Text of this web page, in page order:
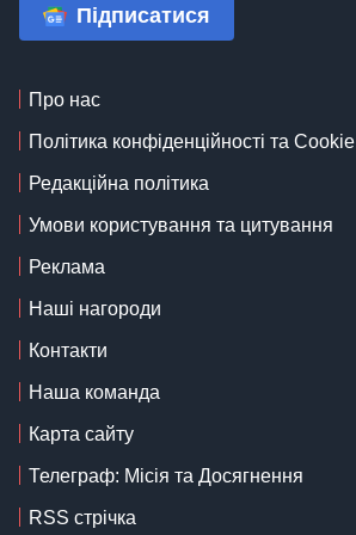
Підписатися
Про нас
Політика конфіденційності та Cookie
Редакційна політика
Умови користування та цитування
Реклама
Наші нагороди
Контакти
Наша команда
Карта сайту
Телеграф: Місія та Досягнення
RSS стрічка